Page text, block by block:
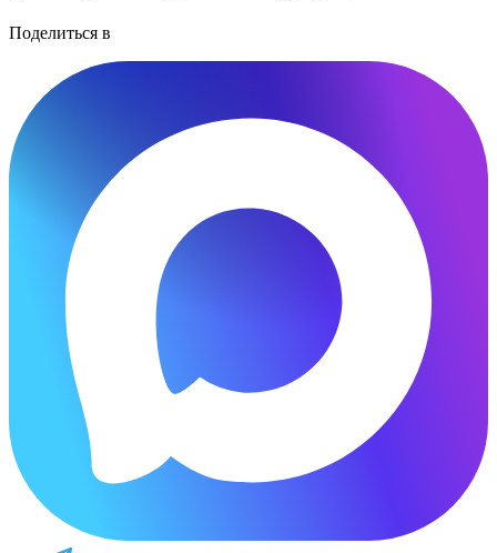
Поделиться в